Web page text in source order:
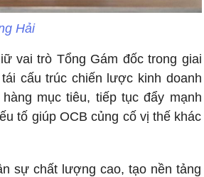
Hải
vai trò Tổng Gám đốc trong giai
cấu trúc chiến lược kinh doanh
mục tiêu, tiếp tục đẩy mạnh
tố giúp OCB củng cố vị thế khác
sự chất lượng cao, tạo nền tảng